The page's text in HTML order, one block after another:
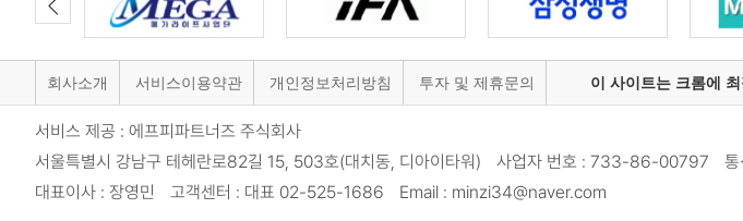
회사소개 서비스이용약관 개인정보처리방침 투자 및 제휴문의 이 사이트는 크롬에
서비스 제공 : 에프피파트너즈 주식회사
서울특별시 강남구 테헤란로82길 15, 503호(대치동, 디아이타워) 사업자 번호 : 733-86-00797
대표이사 : 장영민 고객센터 : 대표 02-525-1686 Email : minzi34@naver.com